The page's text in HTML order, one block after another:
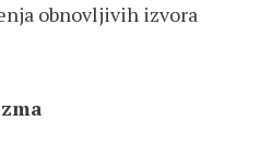
obnovljivih izvora